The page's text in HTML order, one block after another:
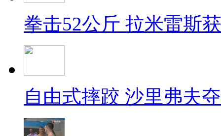
拳击52公斤 拉米雷斯
自由式摔跤 沙里弗夫